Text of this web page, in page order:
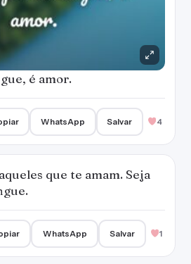
é amor.
WhatsApp Salvar 4
que te amam. Seja
WhatsApp Salvar 1